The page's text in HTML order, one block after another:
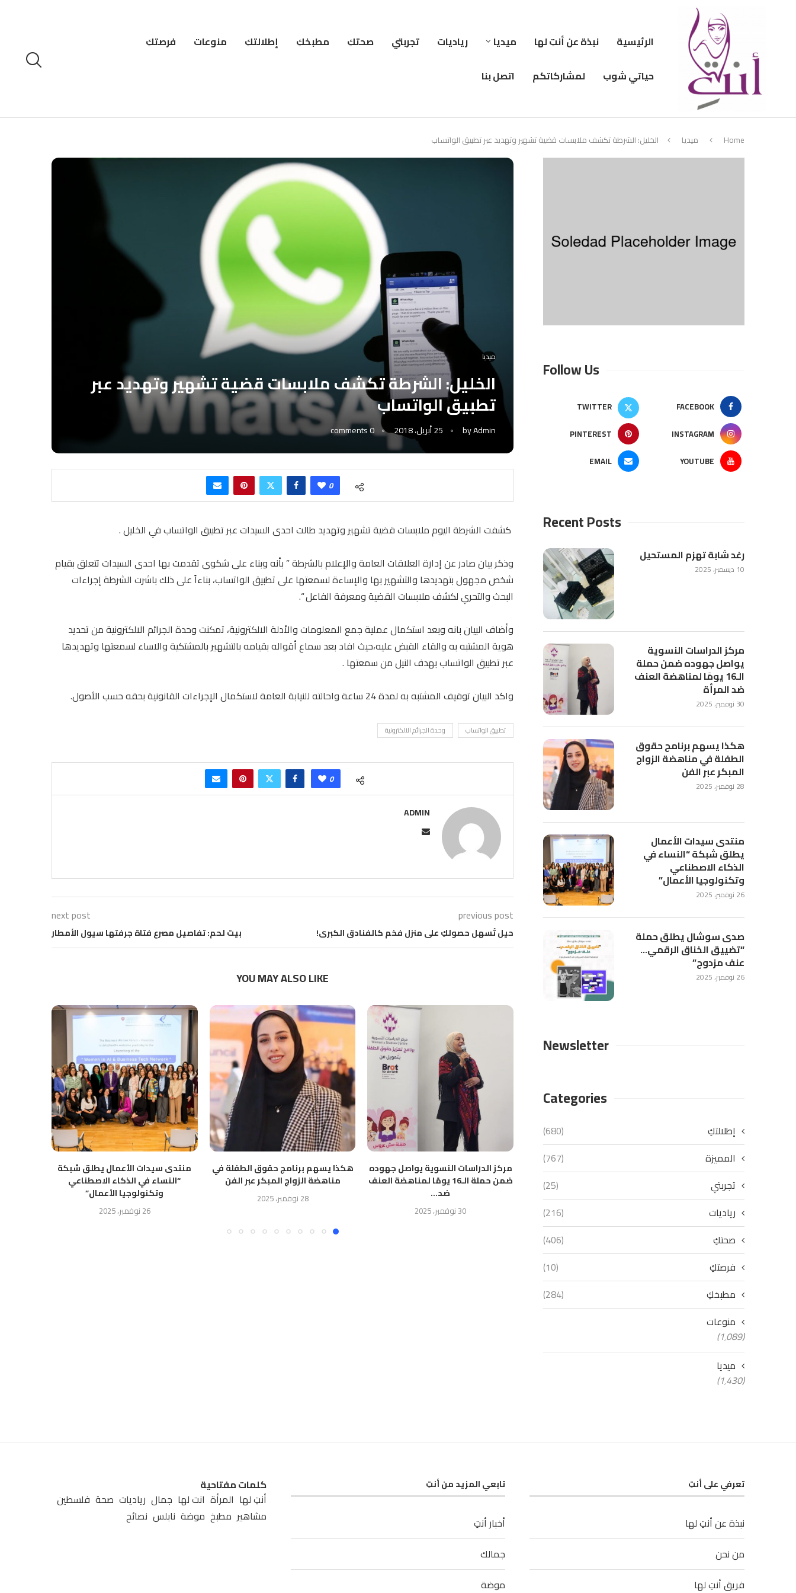
الرئيسية نبذة عن أنتِ لها ميديا رياديات تجربتي صحتكِ مطبخكِ إطلالتكِ منوعات
فرصتكِ
حياتي شوب
لمشاركاتكم اتصل بنا
Home ميديا الخليل: الشرطة تكشف ملابسات قضية تشهير وتهديد عبر تطبيق الواتساب
ميديا
الخليل: الشرطة تكشف ملابسات قضية تشهير وتهديد عبر
تطبيق الواتساب
byAdmin 25 أبريل، 2018 0 comments
0
كشفت الشرطة اليوم ملابسات قضية تشهير وتهديد طالت احدى السيدات عبر تطبيق الواتساب في الخليل .
وذكر بيان صادر عن إدارة العلاقات العامة والإعلام بالشرطة ” بأنه وبناء على شكوى تقدمت بها احدى السيدات تتعلق بقيام
شخص مجهول بتهديدها والتشهير بها والإساءة لسمعتها على تطبيق الواتساب، بناءاً على ذلك باشرت الشرطة إجراءات
البحث والتحري لكشف ملابسات القضية ومعرفة الفاعل “.
وأضاف البيان بانه وبعد استكمال عملية جمع المعلومات والأدلة الالكترونية، تمكنت وحدة الجرائم الالكترونية من تحديد
هوية المشتبه به والقاء القبض عليه،حيث افاد بعد سماع أقواله بقيامه بالتشهير بالمشتكية والاساء لسمعتها وتهديدها
عبر تطبيق الواتساب بهدف النيل من سمعتها .
واكد البيان توقيف المشتبه به لمدة 24 ساعة واحالته للنيابة العامة لاستكمال الإجراءات القانونية بحقه حسب الأصول.
تطبيق الواتساب وحدة الجرائم الالكترونية
0
ADMIN
previous post
حيل تُسهل حصولكِ على منزل فخم كالفنادق الكبرى!
next post
بيت لحم: تفاصيل مصرع فتاة جرفتها سيول الأمطار
YOU MAY ALSO LIKE
مركز الدراسات النسوية يواصل جهوده
ضمن حملة الـ16 يومًا لمناهضة العنف
ضد...
30 نوفمبر، 2025
هكذا يسهم برنامج حقوق الطفلة في
مناهضة الزواج المبكر عبر الفن
28 نوفمبر، 2025
منتدى سيدات الأعمال يطلق شبكة
“النساء في الذكاء الاصطناعي
وتكنولوجيا الأعمال”
26 نوفمبر، 2025
Follow Us
FACEBOOK
TWITTER
INSTAGRAM
PINTEREST
YOUTUBE
EMAIL
Recent Posts
رغد شابة تهزم المستحيل
10 ديسمبر، 2025
مركز الدراسات النسوية
يواصل جهوده ضمن حملة
الـ16 يومًا لمناهضة العنف
ضد المرأة
30 نوفمبر، 2025
هكذا يسهم برنامج حقوق
الطفلة في مناهضة الزواج
المبكر عبر الفن
28 نوفمبر، 2025
منتدى سيدات الأعمال
يطلق شبكة “النساء في
الذكاء الاصطناعي
وتكنولوجيا الأعمال”
26 نوفمبر، 2025
صدى سوشال يطلق حملة
“تضييق الخناق الرقمي…
عنف مزدوج”
26 نوفمبر، 2025
Newsletter
Categories
إطلالتكِ
(680)
المميزة
(767)
تجربتي
(25)
رياديات
(216)
صحتكِ
(406)
فرصتكِ
(10)
مطبخكِ
(284)
منوعات
(1٬089)
ميديا
(1٬430)
تعرفي على أنتِ
نبذة عن أنتِ لها
من نحن
فريق أنتِ لها
تابعي المزيد من أنتِ
أخبار أنتِ
جمالك
موضة
كلمات مفتاحية
أنتِ لها المرأة انت لها جمال رياديات صحة فلسطين
مشاهير مطبخ موضة نابلس نصائح